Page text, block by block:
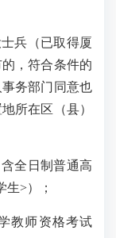
兵（已取得厦
，符合条件的
务部门同意也
所在区（县）
全日制普通高
>）；
教师资格考试